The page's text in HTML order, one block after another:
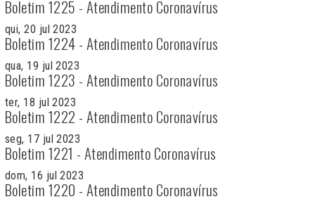
Boletim 1225 - Atendimento Coronavírus
qui, 20 jul 2023
Boletim 1224 - Atendimento Coronavírus
qua, 19 jul 2023
Boletim 1223 - Atendimento Coronavírus
ter, 18 jul 2023
Boletim 1222 - Atendimento Coronavírus
seg, 17 jul 2023
Boletim 1221 - Atendimento Coronavírus
dom, 16 jul 2023
Boletim 1220 - Atendimento Coronavírus